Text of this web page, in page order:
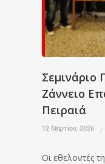
Σεμινάριο
Ζάννειο
Πειραιά
12 Μαρτίου, 2026
Οι εθελοντές